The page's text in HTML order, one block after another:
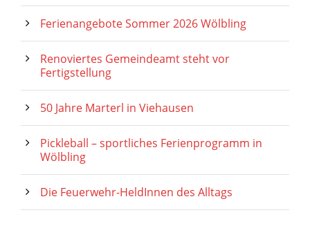
Ferienangebote Sommer 2026 Wölbling
Renoviertes Gemeindeamt steht vor
Fertigstellung
50 Jahre Marterl in Viehausen
Pickleball – sportliches Ferienprogramm in
Wölbling
Die Feuerwehr-HeldInnen des Alltags